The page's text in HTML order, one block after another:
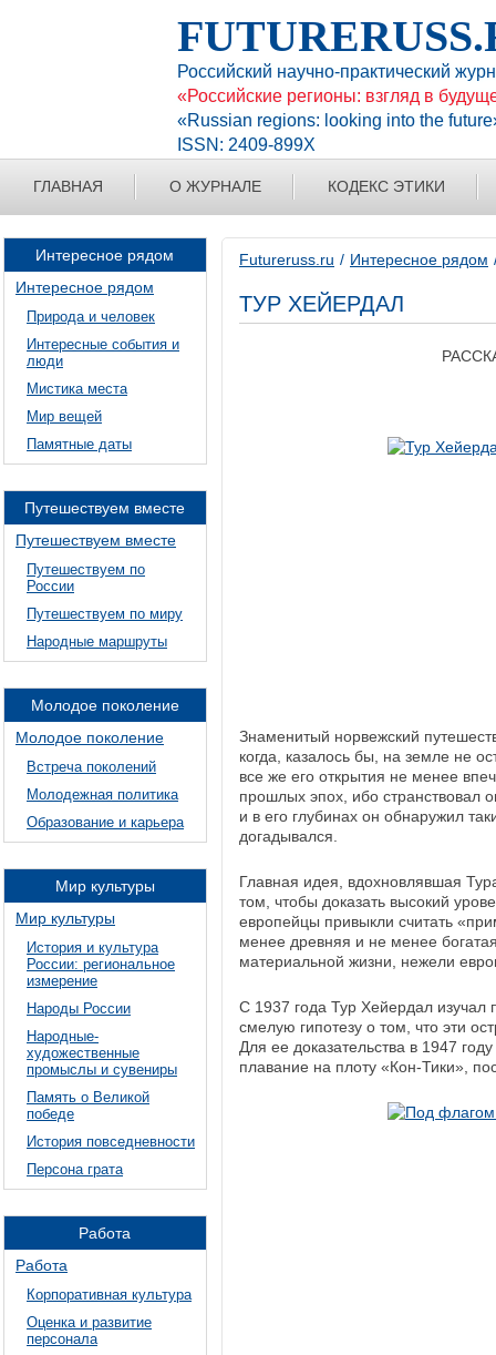
Российский научно-практический
«Российские регионы: взгляд в
«Russian regions: looking into the
ISSN: 2409-899X
ГЛАВНАЯ О ЖУРНАЛЕ КОДЕКС ЭТИКИ
Futureruss.ru Интересное рядом
ТУР ХЕЙЕРДАЛ
Знаменитый норвежский
когда, казалось бы, на земле не
все же его открытия не менее
прошлых эпох, ибо странствовал
и в его глубинах он обнаружил
догадывался.
Главная идея, вдохновлявшая
том, чтобы доказать высокий
европейцы привыкли считать
менее древняя и не менее
материальной жизни, нежели
С 1937 года Тур Хейердал
смелую гипотезу о том, что эти
Для ее доказательства в 1947
плавание на плоту «Кон-Тики»,
Интересное рядом
Интересное рядом
Природа и человек
Интересные события и
люди
Мистика места
Мир вещей
Памятные даты
Путешествуем вместе
Путешествуем вместе
Путешествуем по
России
Путешествуем по миру
Народные маршруты
Молодое поколение
Молодое поколение
Встреча поколений
Молодежная политика
Образование и карьера
Мир культуры
Мир культуры
История и культура
России: региональное
измерение
Народы России
Народные-
художественные
промыслы и сувениры
Память о Великой
победе
История повседневности
Персона грата
Работа
Работа
Корпоративная культура
Оценка и развитие
персонала